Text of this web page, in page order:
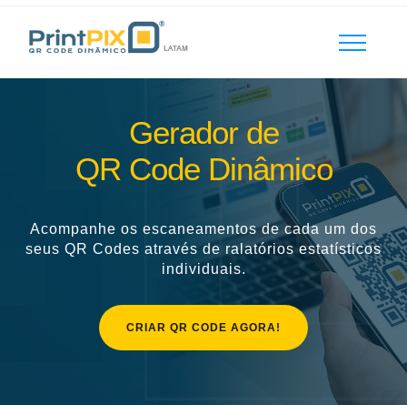
Gerador de
QR Code Dinâmico
Acompanhe os escaneamentos de cada um dos
seus QR Codes através de ralatórios estatísticos
individuais.
CRIAR QR CODE AGORA!